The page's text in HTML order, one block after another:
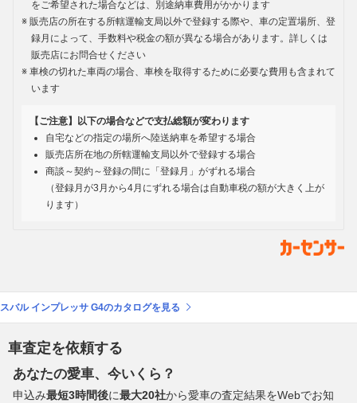
をご希望された場合などは、別途納車費用がかかります
販売店の所在する所轄運輸支局以外で登録する際や、車の定置場所、登
録月によって、手数料や税金の額が異なる場合があります。詳しくは
販売店にお問合せください
車検の切れた車両の場合、車検を取得するために必要な費用も含まれて
います
【ご注意】以下の場合などで支払総額が変わります
自宅などの指定の場所へ陸送納車を希望する場合
販売店所在地の所轄運輸支局以外で登録する場合
商談～契約～登録の間に「登録月」がずれる場合
（登録月が3月から4月にずれる場合は自動車税の額が大きく上が
ります）
スバル インプレッサ G4のカタログを見る
車査定を依頼する
あなたの愛車、今いくら？
申込み最短3時間後に最大20社から愛車の査定結果をWebでお知